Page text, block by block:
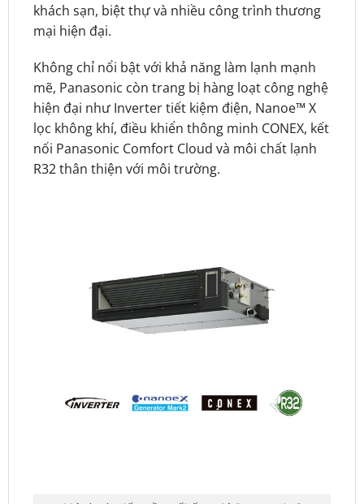
khách sạn, biệt thự và nhiều công trình thương
mại hiện đại.
Không chỉ nổi bật với khả năng làm lạnh mạnh
mẽ, Panasonic còn trang bị hàng loạt công nghệ
hiện đại như Inverter tiết kiệm điện, Nanoe™ X
lọc không khí, điều khiển thông minh CONEX, kết
nối Panasonic Comfort Cloud và môi chất lạnh
R32 thân thiện với môi trường.